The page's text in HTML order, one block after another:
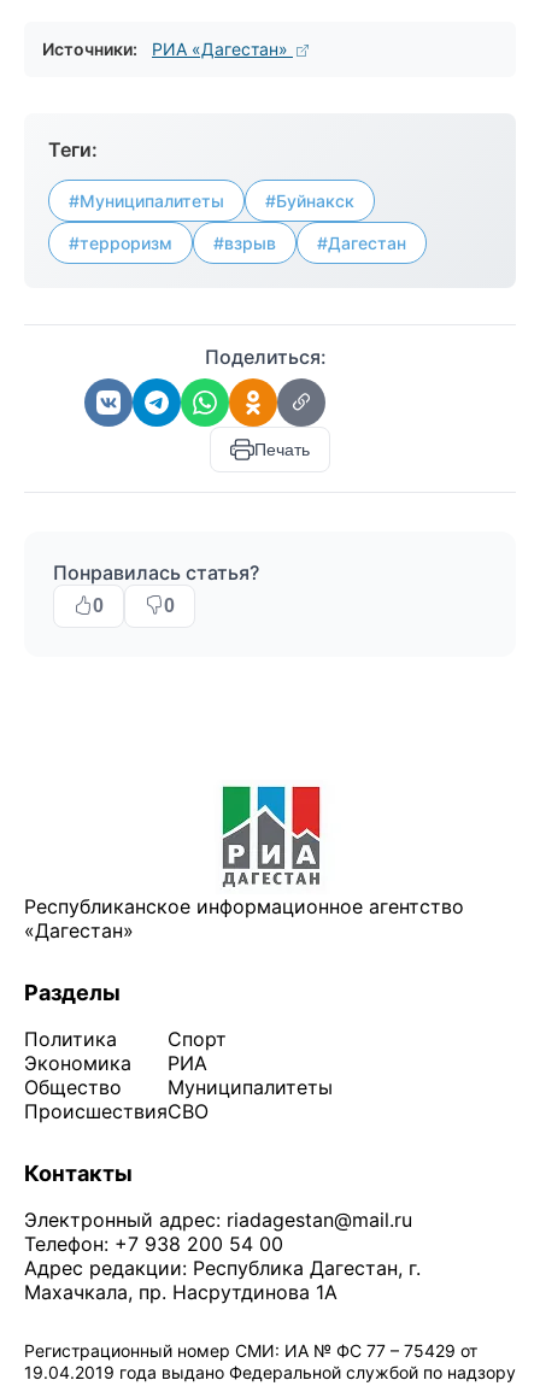
Источники: РИА «Дагестан»
Теги:
#Муниципалитеты #Буйнакск
#терроризм #взрыв #Дагестан
Поделиться:
Печать
Понравилась статья?
0 0
Республиканское информационное агентство
«Дагестан»
Разделы
Политика
Экономика
Общество
Происшествия
Спорт
РИА
Муниципалитеты
СВО
Контакты
Электронный адрес: riadagestan@mail.ru
Телефон: +7 938 200 54 00
Адрес редакции: Республика Дагестан, г.
Махачкала, пр. Насрутдинова 1А
Регистрационный номер СМИ: ИА № ФС 77 – 75429 от
19.04.2019 года выдано Федеральной службой по надзору